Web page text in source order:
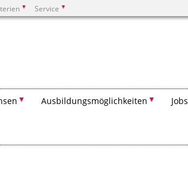
Service
Ausbildungsmöglichkeiten Jobs